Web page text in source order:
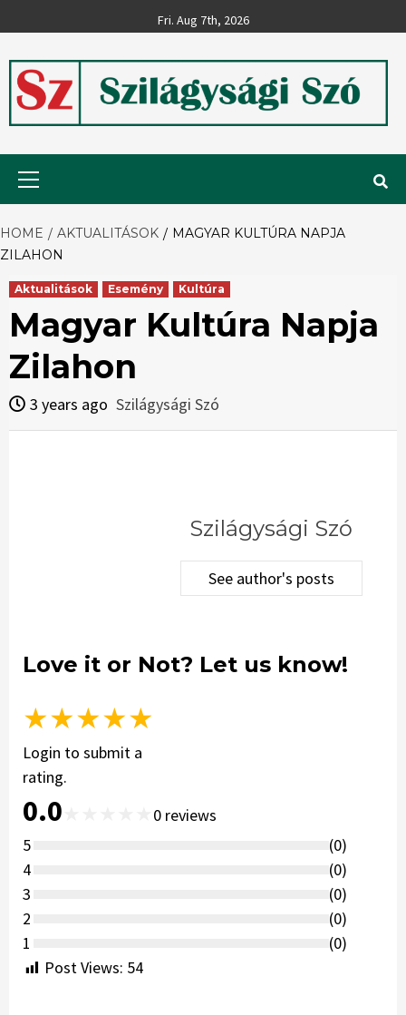
to
Fri. Aug 7th, 2026
Szilágysági
Szó
HOME AKTUALITÁSOK
MAGYAR KULTÚRA NAPJA
ZILAHON
Aktualitások Esemény Kultúra
Magyar Kultúra Napja
Zilahon
3 years ago Szilágysági Szó
Szilágysági Szó
See author's posts
Love it or Not? Let us know!
★★★★★
Login to submit a
rating.
0.0 0 reviews
5
(0)
4
(0)
3
(0)
2
(0)
1
(0)
Post Views: 54